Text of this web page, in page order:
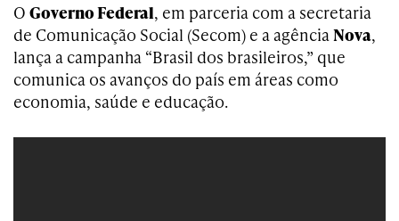
O Governo Federal, em parceria com a secretaria
de Comunicação Social (Secom) e a agênciaNova,
lança a campanha “Brasil dos brasileiros,” que
comunica os avanços do país em áreas como
economia, saúde e educação.